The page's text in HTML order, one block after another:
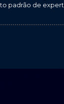
padrão de